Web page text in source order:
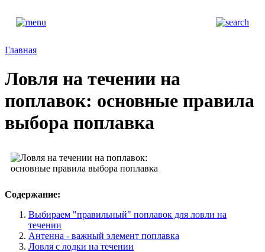
Главная
Ловля на течении на
поплавок: основные правила
выбора поплавка
Содержание:
Выбираем "правильный" поплавок для ловли на
течении
Антенна - важный элемент поплавка
Ловля с лодки на течении